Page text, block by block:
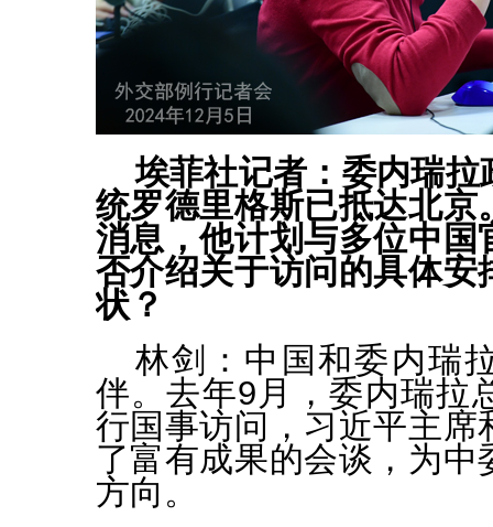
埃菲社记者：委内瑞
统罗德里格斯已抵达北京
消息，他计划与多位中国
否介绍关于访问的具体安
状？
林剑： 中国和委内瑞
伴。去年9月，委内瑞拉
行国事访问，习近平主席
了富有成果的会谈，为中
方向。